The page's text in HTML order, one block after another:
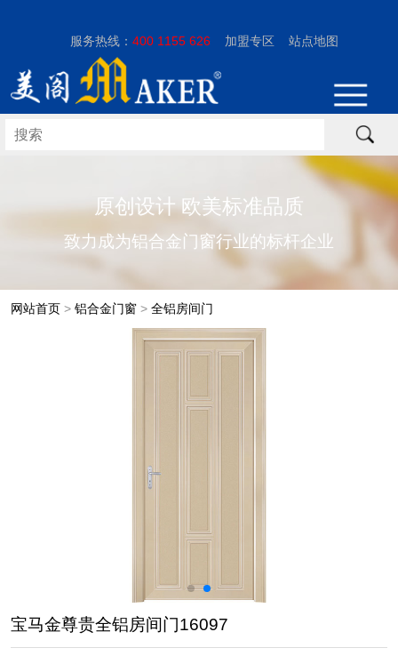
服务热线：400 1155 626 加盟专区 站点地图
原创设计 欧美标准品质
致力成为铝合金门窗行业的标杆企业
网站首页> 铝合金门窗> 全铝房间门
宝马金尊贵全铝房间门16097